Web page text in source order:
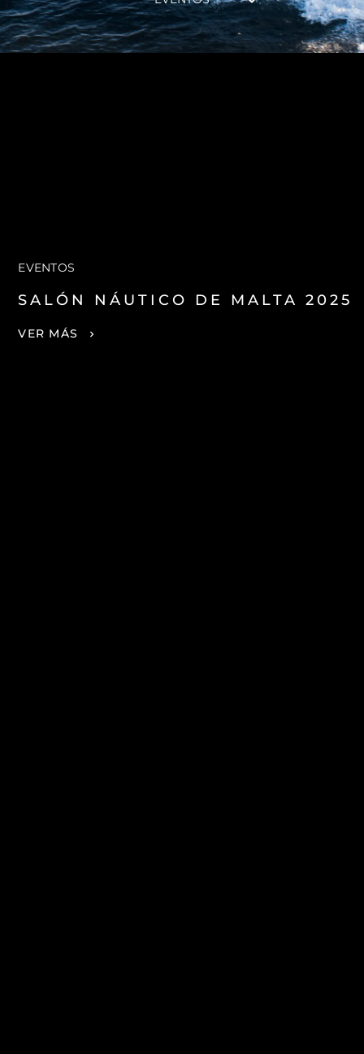
EVENTOS
SALÓN NÁUTICO DE MALTA 2025
VER MÁS